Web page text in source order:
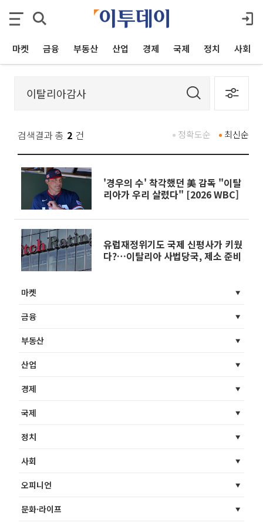
마켓 금융 부동산 산업 경제 국제 정치 사회
검색결과 총 2 건 최신순
정확도순
'경우의 수' 착각했던 美 감독 "이탈
리아가 우리 살렸다" [2026 WBC]
유럽재정위기도 국제 신평사가 키웠
다?…이탈리아 사법당국, 제소 준비
마켓
금융
부동산
산업
경제
국제
정치
사회
오피니언
문화·라이프